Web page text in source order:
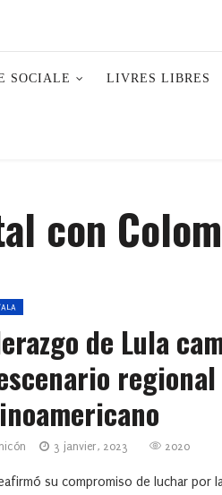
SOCIALE LIVRES LIBRES
con
de Lula
regional
3 janvier, 2023 2020
su compromiso de luchar por